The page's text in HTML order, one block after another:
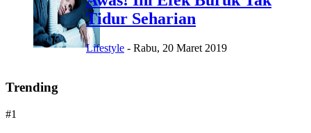
Tidur Seharian
Lifestyle - Rabu, 20 Maret 2019
Trending
#1